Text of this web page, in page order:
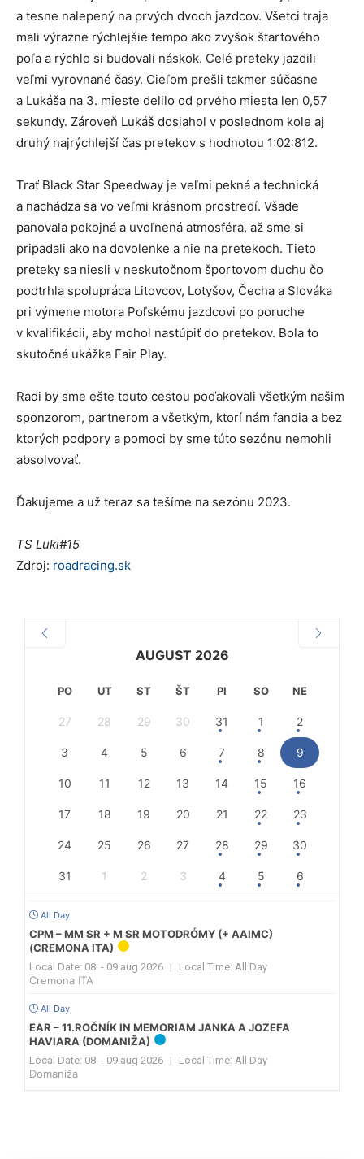
a tesne nalepený na prvých dvoch jazdcov. Všetci traja
mali výrazne rýchlejšie tempo ako zvyšok štartového
poľa a rýchlo si budovali náskok. Celé preteky jazdili
veľmi vyrovnané časy. Cieľom prešli takmer súčasne
a Lukáša na 3. mieste delilo od prvého miesta len 0,57
sekundy. Zároveň Lukáš dosiahol v poslednom kole aj
druhý najrýchlejší čas pretekov s hodnotou 1:02:812.
Trať Black Star Speedway je veľmi pekná a technická
a nachádza sa vo veľmi krásnom prostredí. Všade
panovala pokojná a uvoľnená atmosféra, až sme si
pripadali ako na dovolenke a nie na pretekoch. Tieto
preteky sa niesli v neskutočnom športovom duchu čo
podtrhla spolupráca Litovcov, Lotyšov, Čecha a Slováka
pri výmene motora Poľskému jazdcovi po poruche
v kvalifikácii, aby mohol nastúpiť do pretekov. Bola to
skutočná ukážka Fair Play.
Radi by sme ešte touto cestou poďakovali všetkým našim
sponzorom, partnerom a všetkým, ktorí nám fandia a bez
ktorých podpory a pomoci by sme túto sezónu nemohli
absolvovať.
Ďakujeme a už teraz sa tešíme na sezónu 2023.
TS Luki#15
Zdroj: roadracing.sk
AUGUST 2026
PO UT ST ŠT PI SO NE
27 28 29 30 31 1 2
3 4 5 6 7 8 9
10 11 12 13 14 15 16
17 18 19 20 21 22 23
24 25 26 27 28 29 30
31 1 2 3 4 5 6
All Day
CPM – MM SR + M SR MOTODRÓMY (+ AAIMC)
(CREMONA ITA)
Local Date: 08. - 09.aug 2026 | Local Time: All Day
Cremona ITA
All Day
EAR – 11.ROČNÍK IN MEMORIAM JANKA A JOZEFA
HAVIARA (DOMANIŽA)
Local Date: 08. - 09.aug 2026 | Local Time: All Day
Domaniža